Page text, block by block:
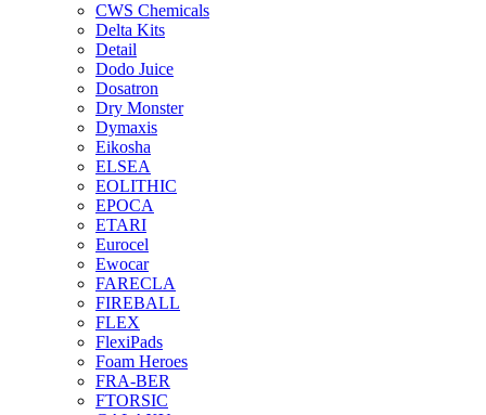
CWS Chemicals
Delta Kits
Detail
Dodo Juice
Dosatron
Dry Monster
Dymaxis
Eikosha
ELSEA
EOLITHIC
EPOCA
ETARI
Eurocel
Ewocar
FARECLA
FIREBALL
FLEX
FlexiPads
Foam Heroes
FRA-BER
FTORSIC